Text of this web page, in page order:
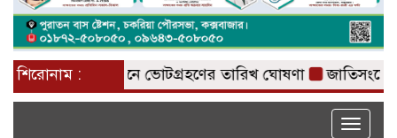
শিরোনাম :নির্বাচনে ভোটগ্রহণের তারিখ ঘোষণা জাতিসংঘে জুলাই
Toggle